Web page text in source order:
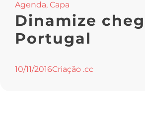
Agenda, Capa
Dinamize
Portugal
10/11/2016Criação .cc